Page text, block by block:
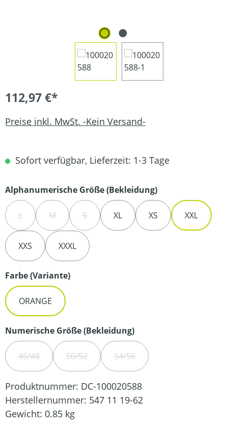
112,97 €*
Preise inkl. MwSt. -Kein Versand-
Sofort verfügbar, Lieferzeit: 1-3 Tage
Alphanumerische Größe (Bekleidung)auswählen
L(DIESE OPTION IST ZURZEIT NICHT VERFÜGBAR.)
M(DIESE OPTION IST ZURZEIT NICHT VERFÜGBAR.)
S(DIESE OPTION IST ZURZEIT NICHT
XL XS XXL
XXS XXXL
Farbe (Variante)auswählen
ORANGE
Numerische Größe (Bekleidung)auswählen
46/48(DIESE OPTION IST ZURZEIT NICHT VERFÜGBAR.)
50/52(DIESE OPTION IST ZURZEIT NICHT
54/56(DIESE OPTION IST ZURZEIT
Produktnummer: DC-100020588
Herstellernummer: 547 11 19-62
Gewicht: 0.85 kg